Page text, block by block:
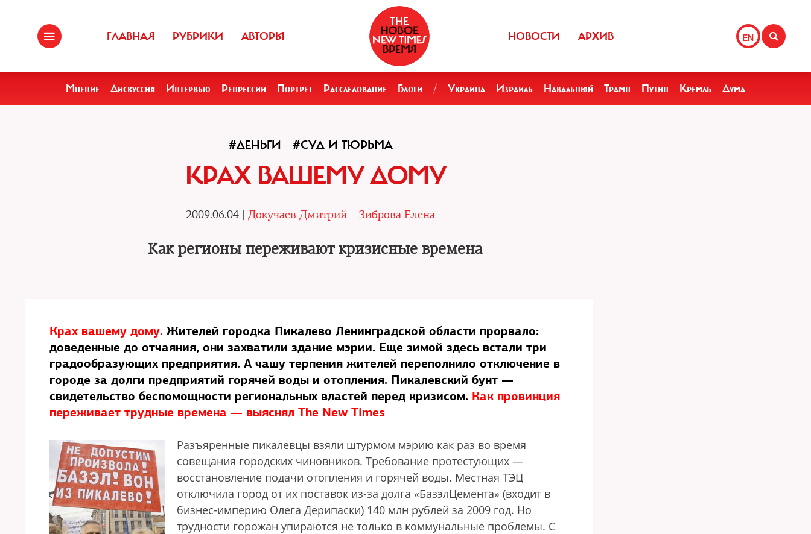
ГЛАВНАЯ РУБРИКИ АВТОРЫ EN
НОВОСТИ АРХИВ
Мнение Дискуссия Интервью Репрессии Портрет Расследование Блоги / Украина Израиль Навальный Трамп Путин Кремль Дума
#ДЕНЬГИ #СУД И ТЮРЬМА
КРАХ ВАШЕМУ ДОМУ
2009.06.04 | Докучаев Дмитрий Зиброва Елена
Как регионы переживают кризисные времена
Крах вашему дому. Жителей городка Пикалево Ленинградской области прорвало:
доведенные до отчаяния, они захватили здание мэрии. Еще зимой здесь встали три
градообразующих предприятия. А чашу терпения жителей переполнило отключение в
городе за долги предприятий горячей воды и отопления. Пикалевский бунт —
свидетельство беспомощности региональных властей перед кризисом. Как провинция
переживает трудные времена — выяснял The New Times
Разъяренные пикалевцы взяли штурмом мэрию как раз во время
совещания городских чиновников. Требование протестующих —
восстановление подачи отопления и горячей воды. Местная ТЭЦ
отключила город от их поставок из-за долга «БазэлЦемента» (входит в
бизнес-империю Олега Дерипаски) 140 млн рублей за 2009 год. Но
трудности горожан упираются не только в коммунальные проблемы. С